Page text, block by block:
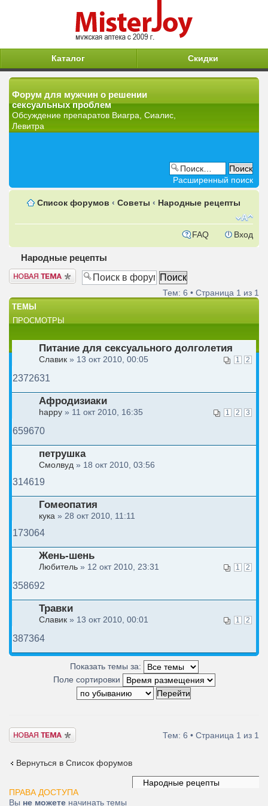
Каталог Скидки
Форум для мужчин о решении
сексуальных проблем
Обсуждение препаратов Виагра, Сиалис,
Левитра
Расширенный поиск
Список форумов ‹ Советы ‹ Народные рецепты
FAQ Вход
Народные рецепты
Новая тема
Тем: 6 • Страница 1 из 1
ТЕМЫ
ПРОСМОТРЫ
Питание для сексуального долголетия
1 2
Славик » 13 окт 2010, 00:05
2372631
Афродизиаки
1 2 3
happy » 11 окт 2010, 16:35
659670
петрушка
Смолвуд » 18 окт 2010, 03:56
314619
Гомеопатия
кука » 28 окт 2010, 11:11
173064
Жень-шень
1 2
Любитель » 12 окт 2010, 23:31
358692
Травки
1 2
Славик » 13 окт 2010, 00:01
387364
Показать темы за:
Поле сортировки
Новая тема Тем: 6 • Страница 1 из 1
Вернуться в Список форумов
ПРАВА ДОСТУПА
Вы не можете начинать темы